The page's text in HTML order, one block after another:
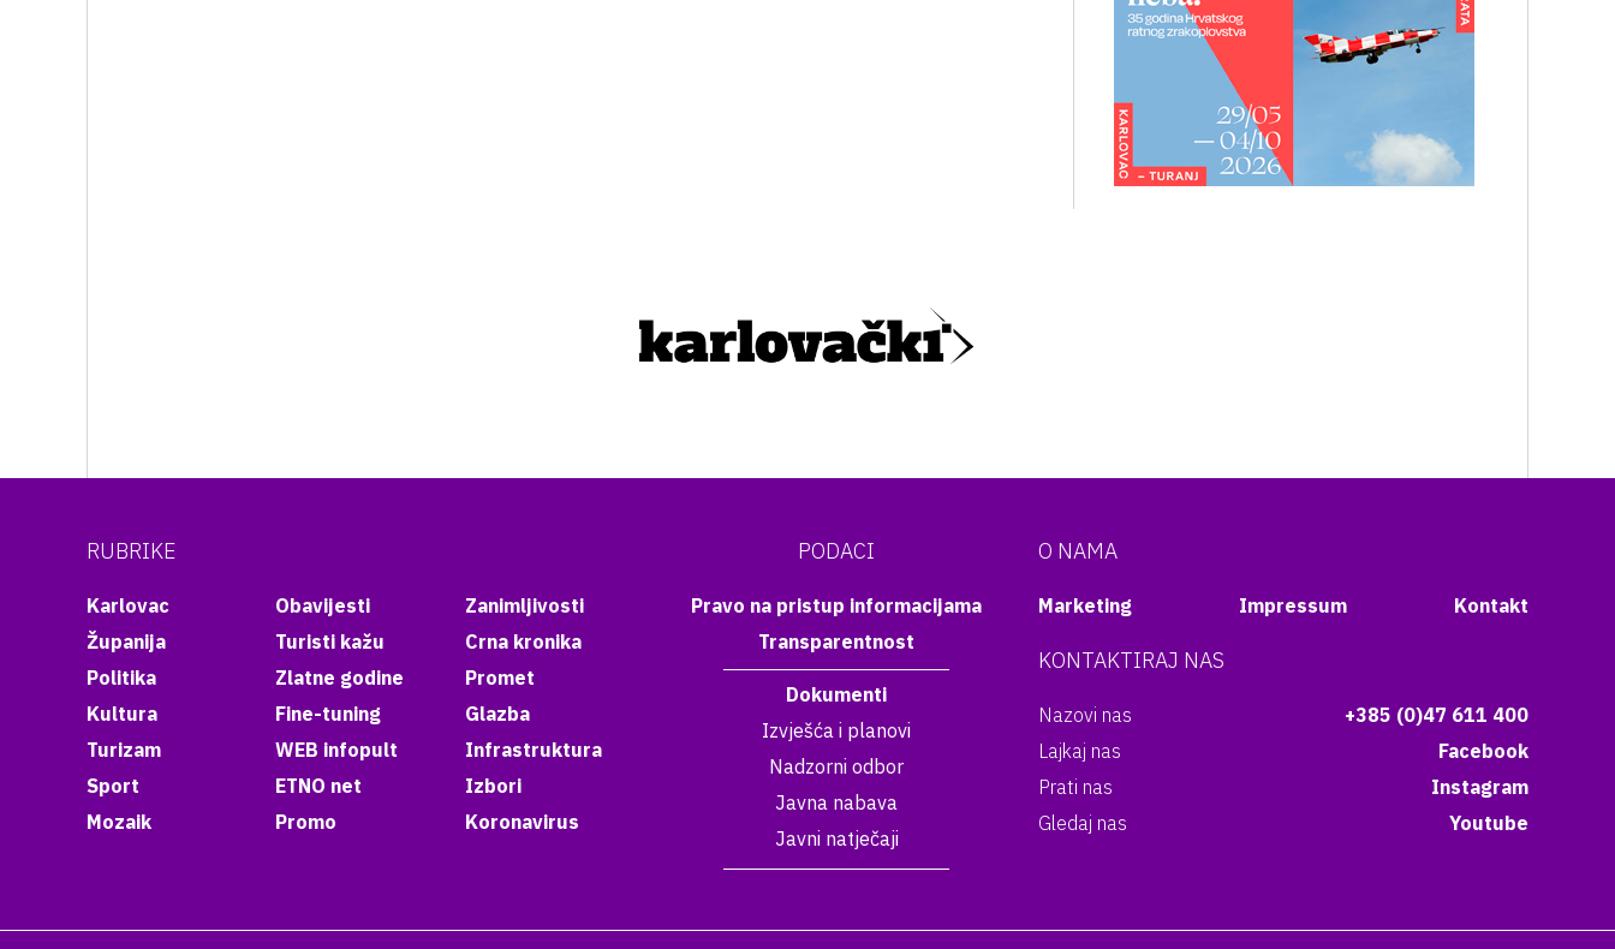
RUBRIKE
Karlovac
Županija
Politika
Kultura
Turizam
Sport
Mozaik
Obavijesti
Turisti kažu
Zlatne godine
Fine-tuning
WEB infopult
ETNO net
Promo
Zanimljivosti
Crna kronika
Promet
Glazba
Infrastruktura
Izbori
Koronavirus
PODACI
Pravo na pristup informacijama
Transparentnost
Dokumenti
Izvješća i planovi
Nadzorni odbor
Javna nabava
Javni natječaji
O NAMA
Marketing Impressum Kontakt
KONTAKTIRAJ NAS
Nazovi nas
+385 (0)47 611 400
Lajkaj nas
Facebook
Prati nas
Instagram
Gledaj nas
Youtube